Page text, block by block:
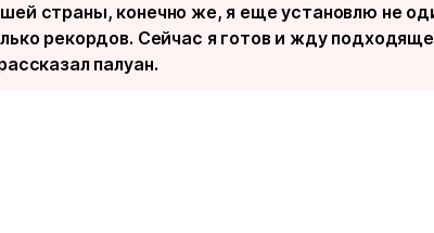
страны, конечно же, я еще установлю не
рекордов. Сейчас я готов и жду
палуан.